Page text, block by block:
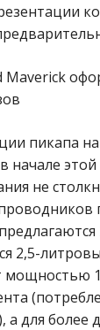
пикапа
начале
не
2,5-
мощностью
а для более